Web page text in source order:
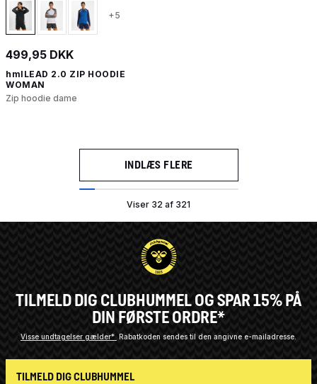
+5
499,95 DKK
hmlLEAD 2.0 ZIP HOODIE
WOMAN
Zip hoodie dame
INDLÆS FLERE
Viser 32 af 321
TILMELD DIG CLUBHUMMEL OG SPAR 15% PÅ
DIN FØRSTE ORDRE*
Visse undtagelser gælder* Rabatkoden sendes til den angivne e-mailadresse.
TILMELD DIG CLUBHUMMEL